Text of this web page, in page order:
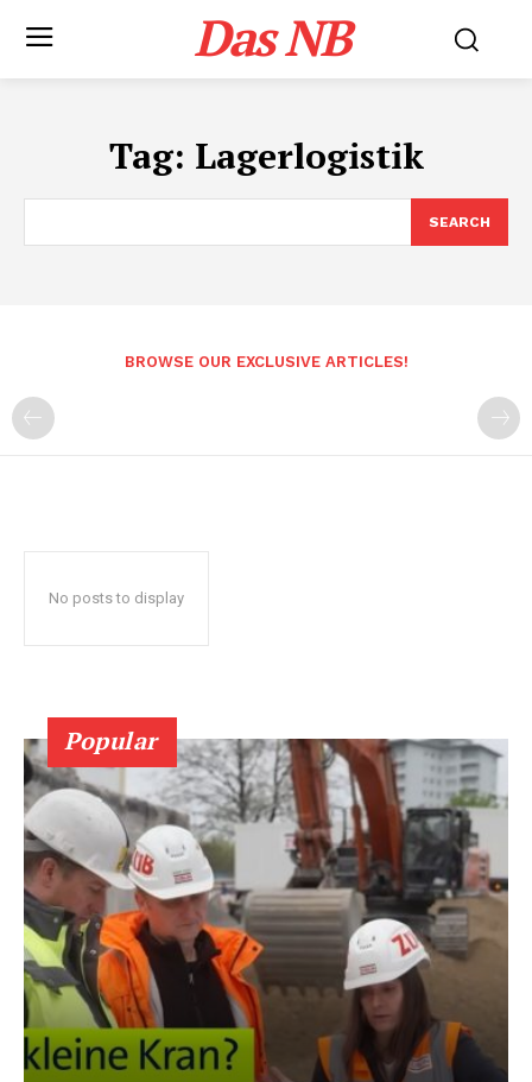
Das NB
Tag: Lagerlogistik
SEARCH
BROWSE OUR EXCLUSIVE ARTICLES!
No posts to display
Popular